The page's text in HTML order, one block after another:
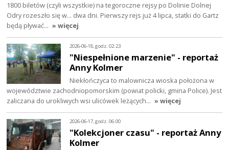
1800 biletów (czyli wszystkie) na tegoroczne rejsy po Dolinie Dolnej
Odry rozeszło się w... dwa dni. Pierwszy rejs już 4 lipca, statki do Gartz
będą pływać… » więcej
2026-06-18, godz. 02:23
"Niespełnione marzenie" - reportaż
Anny Kolmer
Niekłończyca to malownicza wioska położona w
województwie zachodniopomorskim (powiat policki, gmina Police). Jest
zaliczana do urokliwych wsi ulicówek leżących… » więcej
2026-06-17, godz. 06:00
"Kolekcjoner czasu" - reportaż Anny
Kolmer